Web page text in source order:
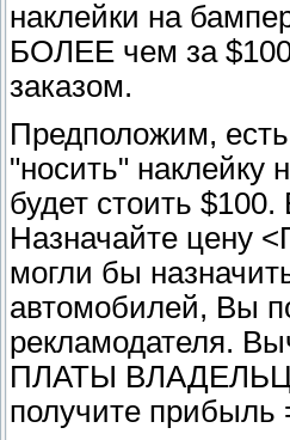
наклейки на
БОЛЕЕ чем за
заказом.
Предположим,
"носить"
будет стоить
Назначайте
могли бы
автомобилей, Вы
рекламодателя.
ПЛАТЫ
получите